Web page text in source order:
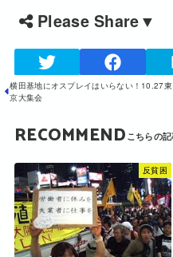
Please Share▼
横田基地にオスプレイはいらない！10.27東
京大集会
RECOMMEND
反貧困